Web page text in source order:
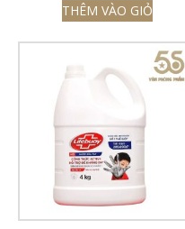
THÊM VÀO GIỎ